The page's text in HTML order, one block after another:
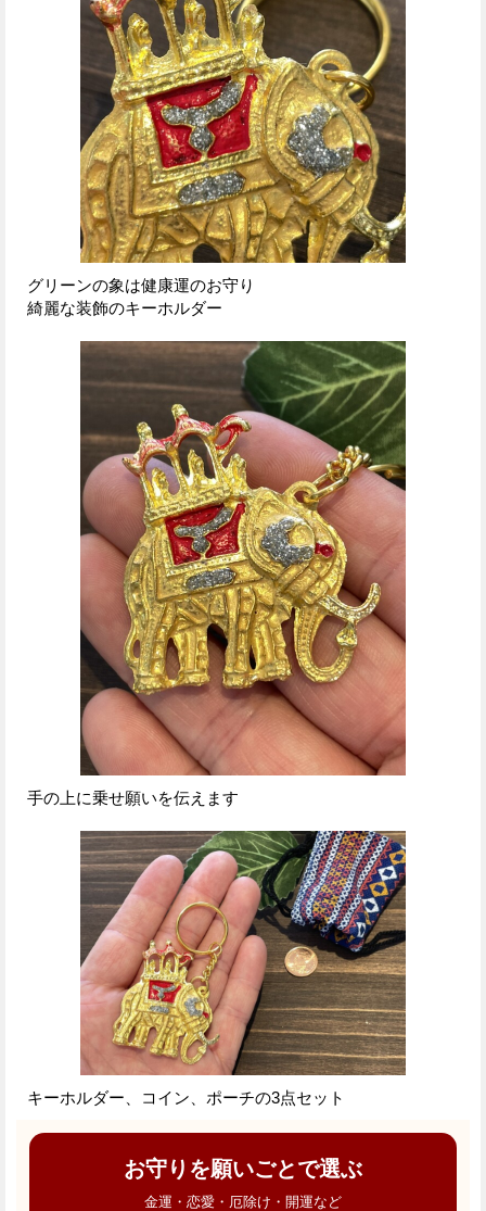
グリーンの象は健康運のお守り
綺麗な装飾のキーホルダー
手の上に乗せ願いを伝えます
キーホルダー、コイン、ポーチの3点セット
お守りを願いごとで選ぶ
金運・恋愛・厄除け・開運など